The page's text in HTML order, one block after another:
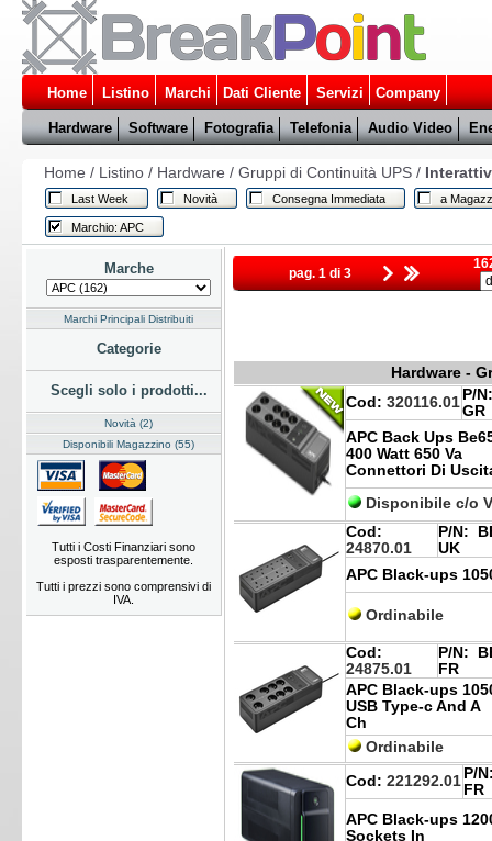
Home Listino Marchi Dati Cliente Servizi Company
Hardware Software Fotografia Telefonia Audio Video
Home / Listino/ Hardware / Gruppi di Continuità UPS/
Last Week Novità Consegna Immediata a
Marchio: APC
Marche
Marchi Principali Distribuiti
Categorie
Scegli solo i prodotti...
Novità (2)
Disponibili Magazzino (55)
Tutti i Costi Finanziari sono
esposti trasparentemente.
Tutti i prezzi sono comprensivi di
IVA.
pag. 1 di 3
Hardware -
Cod: 320116.01 P/N:
GR
APC Back Ups
400 Watt 650 Va
Connettori Di
Disponibile c/o
Cod:
24870.01
P/N:
UK
APC Black-ups
Ordinabile
Cod:
24875.01
P/N:
FR
APC Black-ups
USB Type-c And A
Ch
Ordinabile
Cod: 221292.01 P/
FR
APC Black-ups
Sockets In